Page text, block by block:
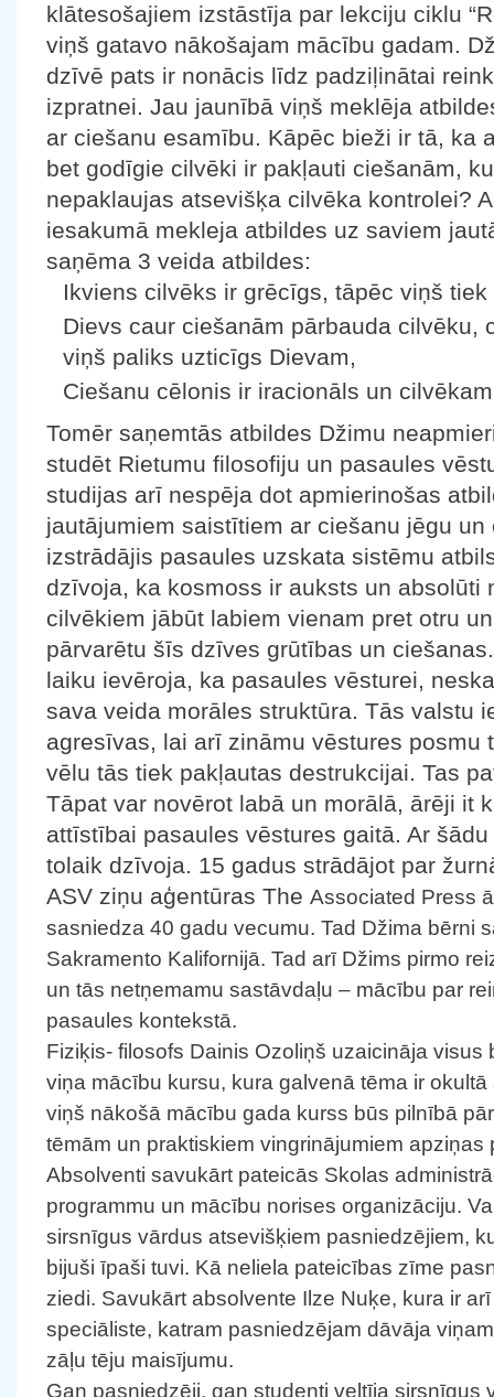
klātesošajiem izstāstīja par lekciju ciklu
viņš gatavo nākošajam mācību gadam.
dzīvē pats ir nonācis līdz padziļinātai
izpratnei. Jau jaunībā viņš meklēja
ar ciešanu esamību. Kāpēc bieži ir tā, ka
bet godīgie cilvēki ir pakļauti ciešanām,
nepaklaujas atsevišķa cilvēka kontrolei?
iesakumā mekleja atbildes uz saviem
saņēma 3 veida atbildes:
Ikviens cilvēks ir grēcīgs, tāpēc viņš
Dievs caur ciešanām pārbauda cilvēku,
viņš paliks uzticīgs Dievam,
Ciešanu cēlonis ir iracionāls un
Tomēr saņemtās atbildes Džimu
studēt Rietumu filosofiju un pasaules
studijas arī nespēja dot apmierinošas
jautājumiem saistītiem ar ciešanu jēgu
izstrādājis pasaules uzskata sistēmu
dzīvoja, ka kosmoss ir auksts un absolūti
cilvēkiem jābūt labiem vienam pret otru
pārvarētu šīs dzīves grūtības un
laiku ievēroja, ka pasaules vēsturei,
sava veida morāles struktūra. Tās valstu
agresīvas, lai arī zināmu vēstures posmu
vēlu tās tiek pakļautas destrukcijai. Tas
Tāpat var novērot labā un morālā, ārēji it
attīstībai pasaules vēstures gaitā. Ar
tolaik dzīvoja. 15 gadus strādājot par
ASV ziņu aģentūras The Associated Press
sasniedza 40 gadu vecumu. Tad Džima bērni
Sakramento Kalifornijā. Tad arī Džims pirmo
un tās netņemamu sastāvdaļu – mācību par
pasaules kontekstā.
Fiziķis- filosofs Dainis Ozoliņš uzaicināja
viņa mācību kursu, kura galvenā tēma ir
viņš nākošā mācību gada kurss būs pilnībā
tēmām un praktiskiem vingrinājumiem apziņas
Absolventi savukārt pateicās Skolas
programmu un mācību norises organizāciju.
sirsnīgus vārdus atsevišķiem pasniedzējiem,
bijuši īpaši tuvi. Kā neliela pateicības zīme
ziedi. Savukārt absolvente Ilze Nuķe, kura ir
speciāliste, katram pasniedzējam dāvāja
zāļu tēju maisījumu.
Gan pasniedzēji, gan studenti veltīja sirsnīgus